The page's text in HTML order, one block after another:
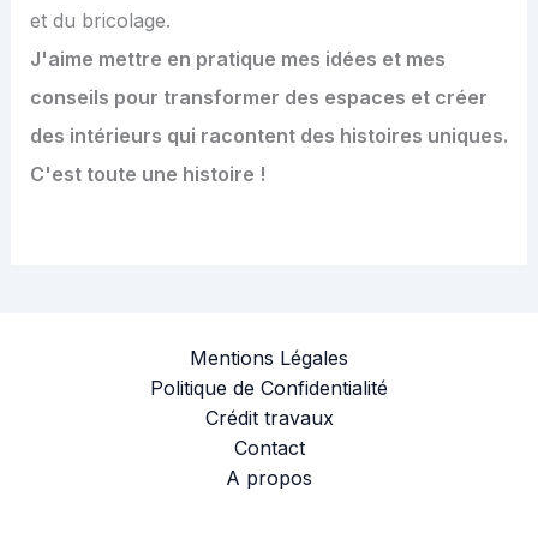
et du bricolage.
J'aime mettre en pratique mes idées et mes
conseils pour transformer des espaces et créer
des intérieurs qui racontent des histoires uniques.
C'est toute une histoire !
Mentions Légales
Politique de Confidentialité
Crédit travaux
Contact
A propos